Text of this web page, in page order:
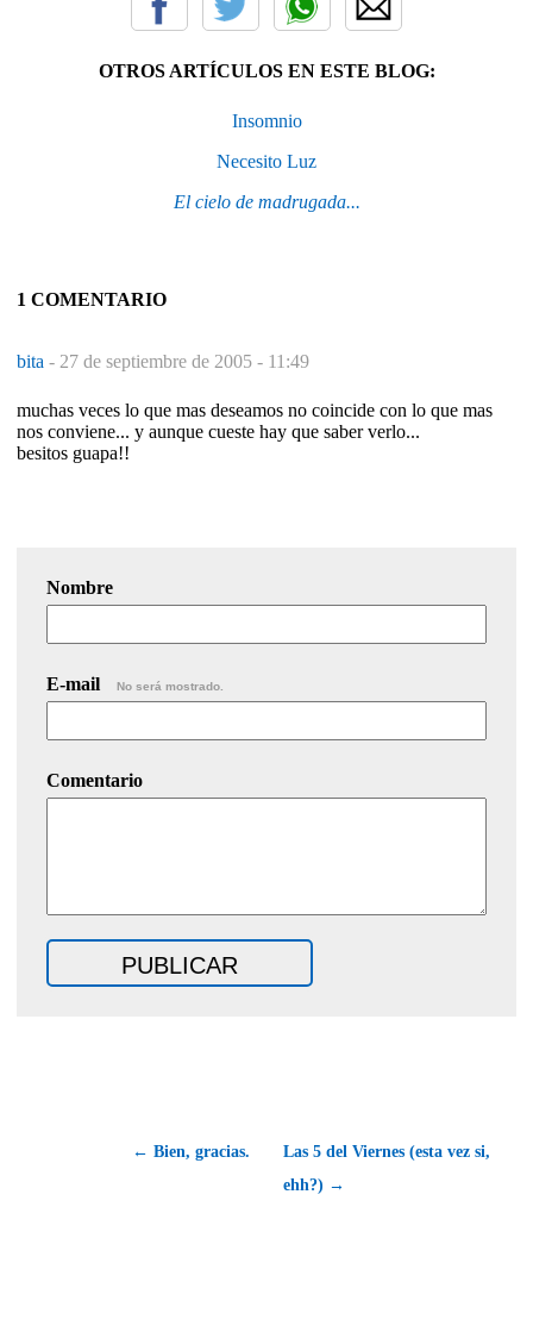
OTROS ARTÍCULOS EN ESTE BLOG:
Insomnio
Necesito Luz
El cielo de madrugada...
1 COMENTARIO
bita - 27 de septiembre de 2005 - 11:49
muchas veces lo que mas deseamos no coincide con lo que mas
nos conviene... y aunque cueste hay que saber verlo...
besitos guapa!!
Nombre
E-mail No será mostrado.
Comentario
← Bien, gracias.
Las 5 del Viernes (esta vez si,
ehh?) →